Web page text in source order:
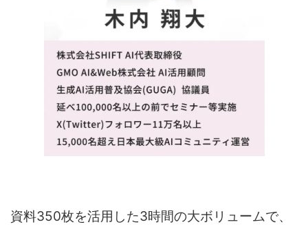
資料350枚を活用した3時間の大ボリュームで、